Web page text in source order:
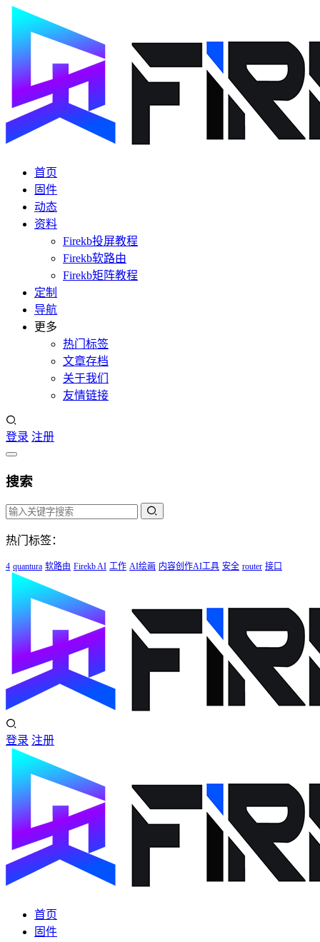
首页
固件
动态
资料
Firekb投屏教程
Firekb软路由
Firekb矩阵教程
定制
导航
更多
热门标签
文章存档
关于我们
友情链接
登录 注册
搜索
热门标签：
4 quantura 软路由 Firekb AI 工作 AI绘画 内容创作AI工具 安全 router 接口
登录 注册
首页
固件